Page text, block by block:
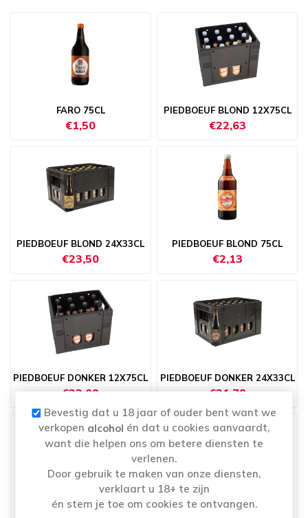
FARO 75CL
€1,50
PIEDBOEUF BLOND 12X75CL
€22,63
PIEDBOEUF BLOND 24X33CL
€23,50
PIEDBOEUF BLOND 75CL
€2,13
PIEDBOEUF DONKER 12X75CL
€22,09
PIEDBOEUF DONKER 24X33CL
€21,79
PIEDBOEUF DONKER 75CL PIEDBOEUF TRIPLE 12X75CL
Bevestig dat u 18 jaar of ouder bent want we
verkopen alcohol én dat u cookies aanvaardt,
want die helpen ons om betere diensten te
verlenen.
Door gebruik te maken van onze diensten,
verklaart u 18+ te zijn
én stem je toe om cookies te ontvangen.